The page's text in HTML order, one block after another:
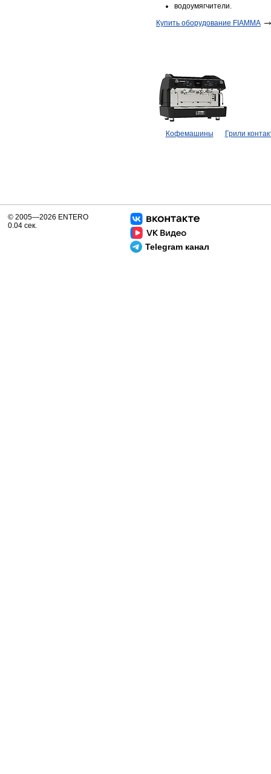
водоумягчители.
Купить оборудование FIAMMA
Кофемашины Грили
Telegram канал
© 2005—2026 ENTERO
0.04 сек.